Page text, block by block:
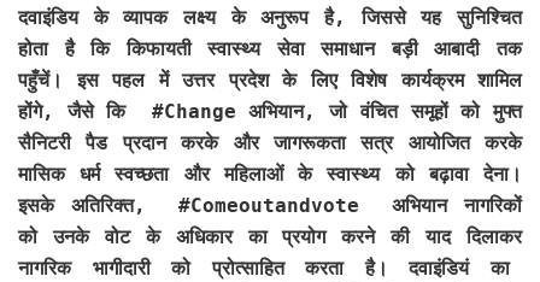
दवाइंडिय के व्यापक लक्ष्य के अनुरूप है, जिससे यह सुनिश्चित
होता है कि किफायती स्वास्थ्य सेवा समाधान बड़ी आबादी तक
पहुँचें। इस पहल में उत्तर प्रदेश के लिए विशेष कार्यक्रम शामिल
होंगे, जैसे कि #Change अभियान, जो वंचित समूहों को मुफ्त
सैनिटरी पैड प्रदान करके और जागरूकता सत्र आयोजित करके
मासिक धर्म स्वच्छता और महिलाओं के स्वास्थ्य को बढ़ावा देना।
इसके अतिरिक्त, #Comeoutandvote अभियान नागरिकों
को उनके वोट के अधिकार का प्रयोग करने की याद दिलाकर
नागरिक भागीदारी को प्रोत्साहित करता है। दवाइंडियं का